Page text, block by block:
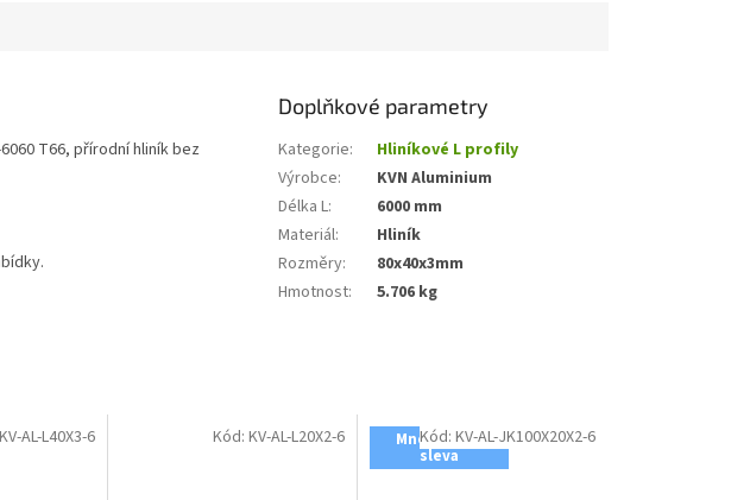
KV-AL-L40X3-6 Kód:KV-AL-L20X2-6 Množstevní
sleva
Kód: KV-AL-JK100X20X2-6
T66, přírodní hliník bez
Doplňkové parametry
Kategorie:
Hliníkové L profily
Výrobce:
KVN Aluminium
Délka L:
6000 mm
Materiál:
Hliník
Rozměry:
80x40x3mm
Hmotnost: 5.706 kg